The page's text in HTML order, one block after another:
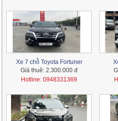
Xe 7 chỗ Toyota Fortuner
Giá thuê: 2.300.000 đ
Hotline: 0948331369